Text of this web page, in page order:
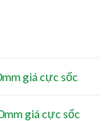
giá cực sốc
giá cực sốc